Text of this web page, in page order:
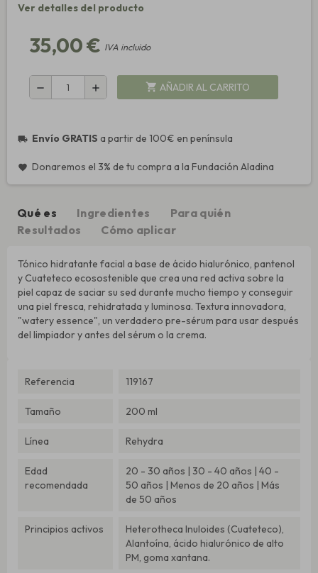
Ver detalles del producto
35,00 € IVA incluido
remove add shopping_cart AÑADIR AL CARRITO
local_shipping Envío GRATIS a partir de 100€ en península
favorite Donaremos el 3% de tu compra a la Fundación Aladina
Qué es Ingredientes
Para quién
Resultados
Cómo aplicar
Tónico hidratante facial a base de ácido hialurónico, pantenol
y Cuateteco ecosostenible que crea una red activa sobre la
piel capaz de saciar su sed durante mucho tiempo y conseguir
una piel fresca, rehidratada y luminosa. Textura innovadora,
"watery essence", un verdadero pre-sérum para usar después
del limpiador y antes del sérum o la crema.
Referencia 119167
Tamaño 200 ml
Línea Rehydra
Edad
recomendada
20 - 30 años | 30 - 40 años | 40 -
50 años | Menos de 20 años | Más
de 50 años
Principios activos
Heterotheca Inuloides (Cuateteco),
Alantoína, ácido hialurónico de alto
PM, goma xantana.